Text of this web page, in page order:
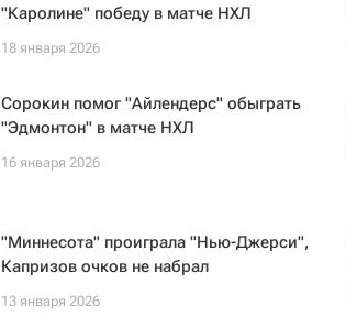
"Каролине" победу в матче НХЛ
18 января 2026
Сорокин помог "Айлендерс" обыграть
"Эдмонтон" в матче НХЛ
16 января 2026
"Миннесота" проиграла "Нью-Джерси",
Капризов очков не набрал
13 января 2026